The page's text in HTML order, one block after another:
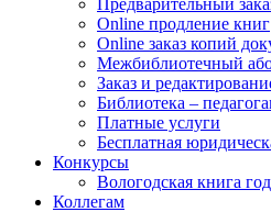
Предварительный
Online продление книг
Online заказ копий
Межбиблиотечный
Заказ и
Библиотека –
Платные услуги
Бесплатная
Конкурсы
Вологодская книга
Коллегам